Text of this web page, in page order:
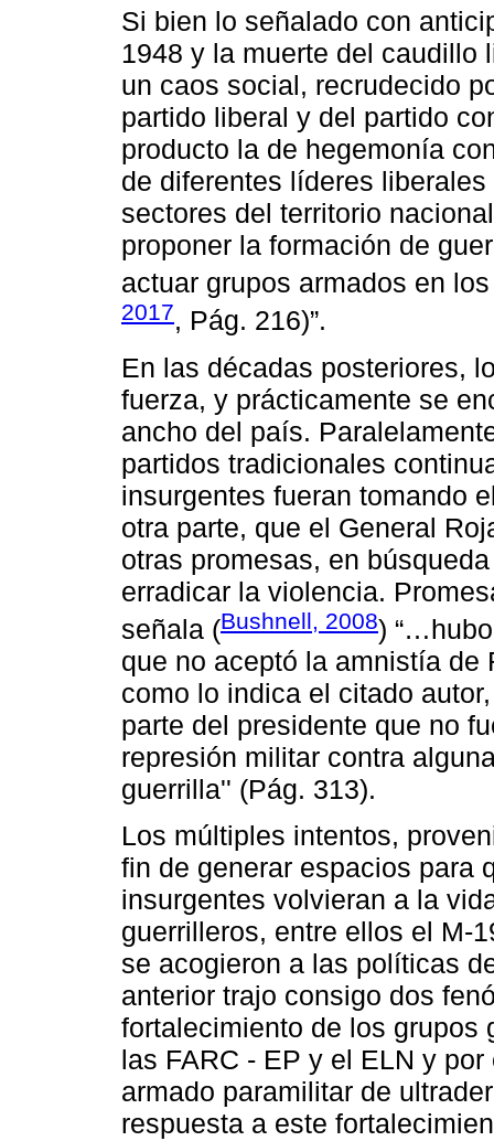
Si bien lo señalado con
1948 y la muerte del caudillo
un caos social, recrudecido
partido liberal y del partido
producto la de hegemonía
de diferentes líderes
sectores del territorio
proponer la formación de
actuar grupos armados en
2017, Pág. 216)”.
En las décadas posteriores,
fuerza, y prácticamente se
ancho del país.
partidos tradicionales
insurgentes fueran tomando
otra parte, que el General
otras promesas, en
erradicar la violencia.
señala (Bushnell, 2008)
que no aceptó la amnistía de
como lo indica el citado
parte del presidente que no
represión militar contra
guerrilla'' (Pág. 313).
Los múltiples intentos,
fin de generar espacios para
insurgentes volvieran a la
guerrilleros, entre ellos el M-
se acogieron a las políticas
anterior trajo consigo dos
fortalecimiento de los grupos
las FARC - EP y el ELN y
armado paramilitar de
respuesta a este